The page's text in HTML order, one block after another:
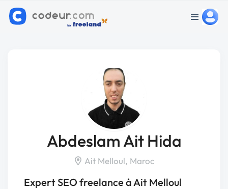
Abdeslam Ait Hida
Ait Melloul, Maroc
Expert SEO freelance à Ait Melloul